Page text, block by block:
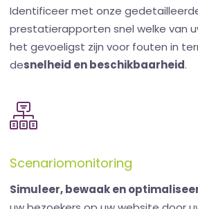
Identificeer met onze
prestatierapporten snel welke van
het gevoeligst zijn voor fouten in
desnelheid en beschikbaarheid.
Scenariomonitoring
Simuleer, bewaak en